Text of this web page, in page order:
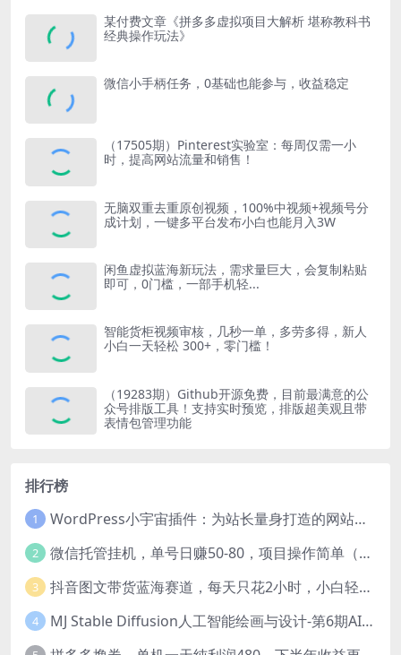
某付费文章《拼多多虚拟项目大解析 堪称教科书
经典操作玩法》
微信小手柄任务，0基础也能参与，收益稳定
（17505期）Pinterest实验室：每周仅需一小
时，提高网站流量和销售！
无脑双重去重原创视频，100%中视频+视频号分
成计划，一键多平台发布小白也能月入3W
闲鱼虚拟蓝海新玩法，需求量巨大，会复制粘贴
即可，0门槛，一部手机轻...
智能货柜视频审核，几秒一单，多劳多得，新人
小白一天轻松 300+，零门槛！
（19283期）Github开源免费，目前最满意的公
众号排版工具！支持实时预览，排版超美观且带
表情包管理功能
排行榜
1 WordPress小宇宙插件：为站长量身打造的网站性能与SEO优化插件
2 微信托管挂机，单号日赚50-80，项目操作简单（附无限注册实名微信号教程）
3 抖音图文带货蓝海赛道，每天只花2小时，小白轻松过万
4 MJ Stable Diffusion人工智能绘画与设计-第6期AIGC课程（35节）